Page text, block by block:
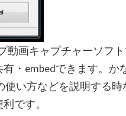
動画キャプチャーソフ
・embedできます。か
い方などを説明する時
です。